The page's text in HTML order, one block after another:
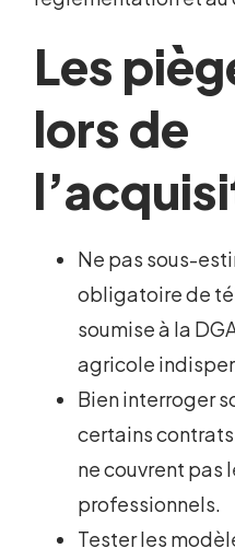
Les
lors de
Ne pas sous-
obligatoire de
soumise à la
agricole
Bien interroger
certains
ne couvrent pas
professionnels.
Tester les